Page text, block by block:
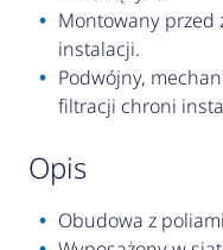
Montowany przed
instalacji.
Podwójny,
filtracji chroni
opis
Obudowa z